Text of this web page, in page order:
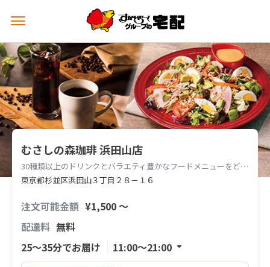
メ
ュ
ー
を
開
く
むさしの森珈琲 浜田山店
30種類以上のドリンクとバラエティ豊かなフードメニューをどうぞ
東京都杉並区浜田山３丁目２８－１６
注文可能金額 ¥1,500 〜
配達料 無料
25〜35分でお届け
11:00〜21:00